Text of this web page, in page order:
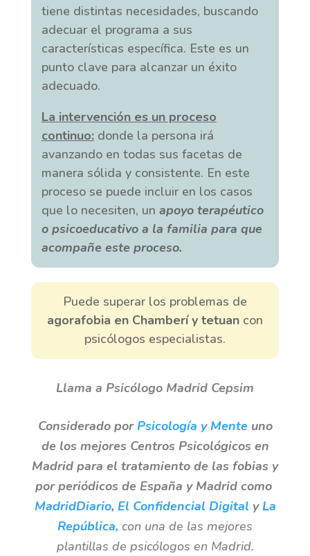
tiene distintas necesidades, buscando
adecuar el programa a sus
características específica. Este es un
punto clave para alcanzar un éxito
adecuado.
La intervención es un proceso
continuo:donde la persona irá
avanzando en todas sus facetas de
manera sólida y consistente. En este
proceso se puede incluir en los casos
que lo necesiten, un apoyo terapéutico
o psicoeducativo a la familia para que
acompañe este proceso.
Puede superar los problemas de
agorafobia en Chamberí y tetuancon
psicólogos especialistas.
Llama a Psicólogo Madrid Cepsim
Considerado por Psicología y Menteuno
de los mejores Centros Psicológicos en
Madrid para el tratamiento de las fobias y
por periódicos de España y Madrid como
MadridDiario, El Confidencial Digital y La
República, con una de las mejores
plantillas de psicólogos en Madrid.